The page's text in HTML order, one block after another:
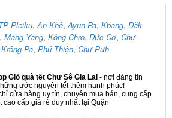
Pleiku,An Khê,Ayun Pa, Kbang, Đăk
, Mang Yang, Kông Chro, Đức Cơ, Chư
Krông Pa, Phú Thiện, Chư Pưh
Giỏ quà tết Chư Sê Gia Lai - nơi đáng tin
ước nguyện tết thêm hạnh phúc!
cửa hàng uy tín, chuyên mua bán, cung cấp
cao cấp giá rẻ duy nhất tại Quận